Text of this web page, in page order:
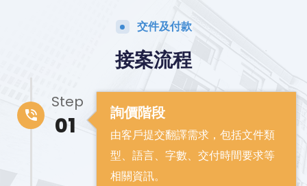
交件及付款
接案流程
詢價階段
由客戶提交翻譯需求，包括文件類
型、語言、字數、交付時間要求等
相關資訊。
Step
01